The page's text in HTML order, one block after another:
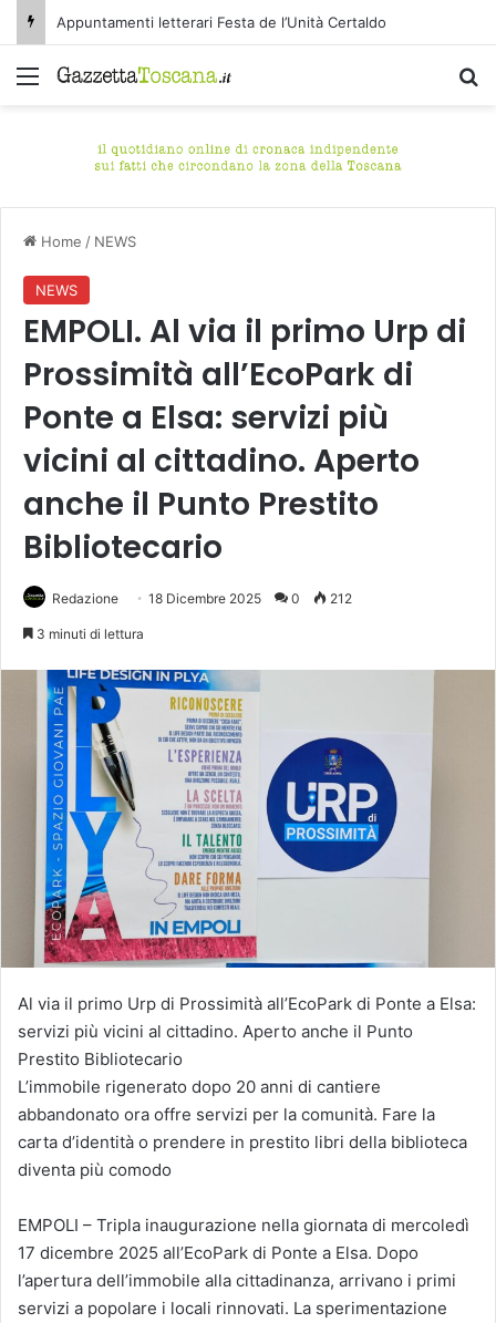
Appuntamenti letterari Festa de l’Unità Certaldo
Menu
Home / NEWS
NEWS
EMPOLI. Al via il primo Urp di
Prossimità all’EcoPark di
Ponte a Elsa: servizi più
vicini al cittadino. Aperto
anche il Punto Prestito
Bibliotecario
Redazione 18 Dicembre 2025 0 212
3 minuti di lettura
Al via il primo Urp di Prossimità all’EcoPark di Ponte a Elsa:
servizi più vicini al cittadino. Aperto anche il Punto
Prestito Bibliotecario
L’immobile rigenerato dopo 20 anni di cantiere
abbandonato ora offre servizi per la comunità. Fare la
carta d’identità o prendere in prestito libri della biblioteca
diventa più comodo
EMPOLI – Tripla inaugurazione nella giornata di mercoledì
17 dicembre 2025 all’EcoPark di Ponte a Elsa. Dopo
l’apertura dell’immobile alla cittadinanza, arrivano i primi
servizi a popolare i locali rinnovati. La sperimentazione